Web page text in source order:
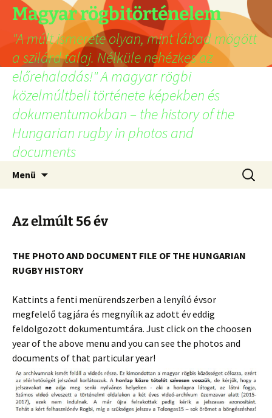
Ugrás
tartalomhoz
Magyar rögbitörténelem
"A múlt ismerete olyan, mint lábad mögött
a szilárd talaj. Nélküle nehézkes az
előrehaladás!" A magyar rögbi
közelmúltbeli története képekben és
dokumentumokban – the history of the
Hungarian rugby in photos and
documents
Menü
Az elmúlt 56 év
THE PHOTO AND DOCUMENT FILE OF THE HUNGARIAN
RUGBY HISTORY
Kattints a fenti menürendszerben a lenyíló évsor
megfelelő tagjára és megnyílik az adott év eddig
feldolgozott dokumentumtára. Just click on the choosen
year of the above menu and you can see the photos and
documents of that particular year!